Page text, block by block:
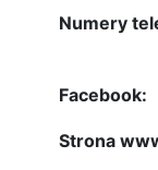
Numery
Facebook:
Strona